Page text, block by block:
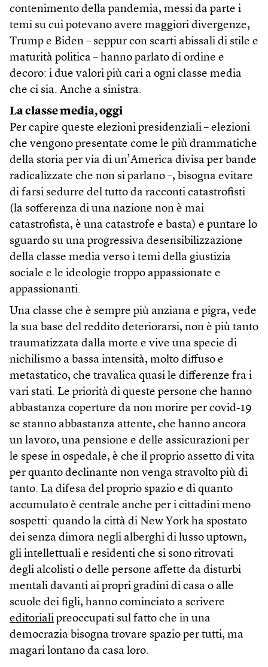
contenimento della pandemia, messi da parte i
temi su cui potevano avere maggiori divergenze,
Trump e Biden – seppur con scarti abissali di stile e
maturità politica – hanno parlato di ordine e
decoro: i due valori più cari a ogni classe media
che ci sia. Anche a sinistra.
La classe media, oggi
Per capire queste elezioni presidenziali – elezioni
che vengono presentate come le più drammatiche
della storia per via di un’America divisa per bande
radicalizzate che non si parlano –, bisogna evitare
di farsi sedurre del tutto da racconti catastrofisti
(la sofferenza di una nazione non è mai
catastrofista, è una catastrofe e basta) e puntare lo
sguardo su una progressiva desensibilizzazione
della classe media verso i temi della giustizia
sociale e le ideologie troppo appassionate e
appassionanti.
Una classe che è sempre più anziana e pigra, vede
la sua base del reddito deteriorarsi, non è più tanto
traumatizzata dalla morte e vive una specie di
nichilismo a bassa intensità, molto diffuso e
metastatico, che travalica quasi le differenze fra i
vari stati. Le priorità di queste persone che hanno
abbastanza coperture da non morire per covid-19
se stanno abbastanza attente, che hanno ancora
un lavoro, una pensione e delle assicurazioni per
le spese in ospedale, è che il proprio assetto di vita
per quanto declinante non venga stravolto più di
tanto. La difesa del proprio spazio e di quanto
accumulato è centrale anche per i cittadini meno
sospetti: quando la città di New York ha spostato
dei senza dimora negli alberghi di lusso uptown,
gli intellettuali e residenti che si sono ritrovati
degli alcolisti o delle persone affette da disturbi
mentali davanti ai propri gradini di casa o alle
scuole dei figli, hanno cominciato a scrivere
editoriali preoccupati sul fatto che in una
democrazia bisogna trovare spazio per tutti, ma
magari lontano da casa loro.